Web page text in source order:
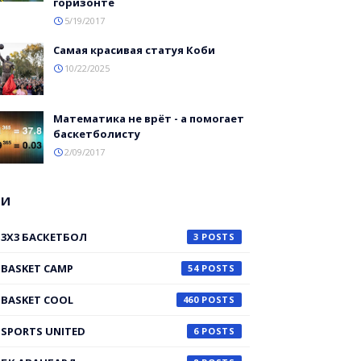
5/19/2017
Самая красивая статуя Коби
10/22/2025
Математика не врёт - а помогает
баскетболисту
2/09/2017
3X3 БАСКЕТБОЛ 3
BASKET CAMP 54
BASKET COOL 460
SPORTS UNITED 6